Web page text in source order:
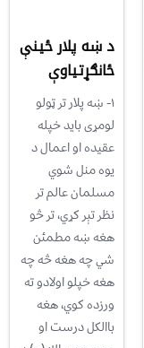
د ښه پلار ځینې
ځانګړتیاوې
۱- ښه پلار تر ټولو
لومړی باید خپله
عقیده او اعمال د
یوه منل شوي
مسلمان عالم تر
نظر تېر کړي، تر څو
هغه ښه مطمىٔن
شي چه هغه څه چه
هغه خپلو اولادو ته
ورزده کوي، هغه
باالکل درست او